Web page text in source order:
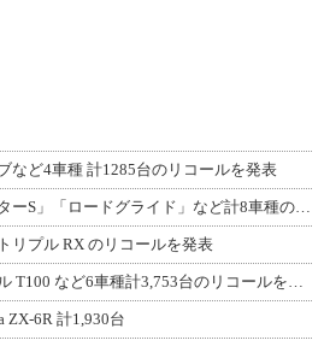
など4車種 計1285台のリコールを発表
【ハーレー】「スポーツスターS」「ロードグライド」など計8車種のリコールを発表
リプル RX のリコールを発表
【トライアンフ】ボンネビル T100 など6車種計3,753台のリコールを発表
ZX-6R 計1,930台